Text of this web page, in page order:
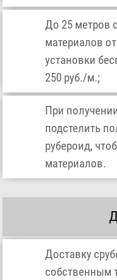
До 25 метров
материалов
установки
250 руб./м.;
При
подстелить
рубероид,
материалов.
Доставку
собственным